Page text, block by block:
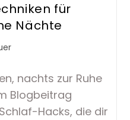
für
Nächte
nachts zur Ruhe
Blogbeitrag
Hacks, die dir